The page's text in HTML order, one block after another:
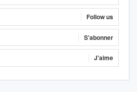
Follow us
S'abonner
J'aime